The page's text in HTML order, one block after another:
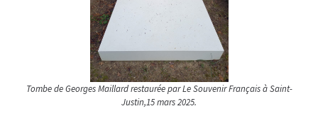
Tombe de Georges Maillard restaurée par Le Souvenir Français à Saint-
Justin,15 mars 2025.